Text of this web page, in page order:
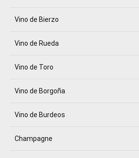
Vino de Bierzo
Vino de Rueda
Vino de Toro
Vino de Borgoña
Vino de Burdeos
Champagne